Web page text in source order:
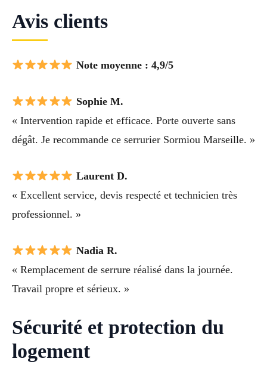
Avis clients
Note moyenne : 4,9/5
Sophie M.
« Intervention rapide et efficace. Porte ouverte sans
dégât. Je recommande ce serrurier Sormiou Marseille. »
Laurent D.
« Excellent service, devis respecté et technicien très
professionnel. »
Nadia R.
« Remplacement de serrure réalisé dans la journée.
Travail propre et sérieux. »
Sécurité et protection du
logement